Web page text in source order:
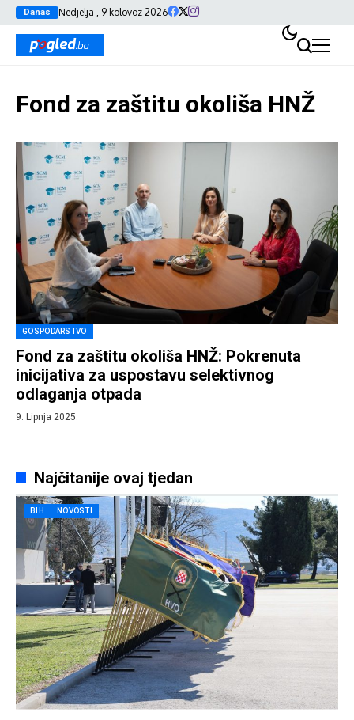
Danas Nedjelja , 9 kolovoz 2026
Fond za zaštitu okoliša HNŽ
GOSPODARSTVO
Fond za zaštitu okoliša HNŽ: Pokrenuta
inicijativa za uspostavu selektivnog
odlaganja otpada
9. Lipnja 2025.
Najčitanije ovaj tjedan
BIH NOVOSTI